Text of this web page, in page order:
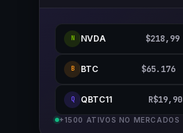
N NVDA $218,99
B BTC $65.176
Q QBTC11 R$19,90
+1500 ATIVOS NO MERCADOS